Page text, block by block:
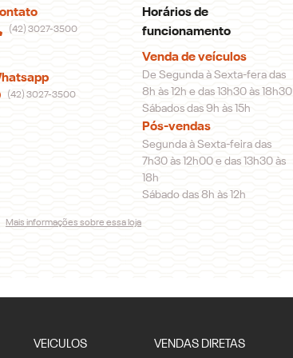
(42) 3027-3500
(42) 3027-3500
Horários de
funcionamento
Venda de veículos
De Segunda à Sexta-fera das
8h às 12h e das 13h30 às 18h30
Sábados das 9h às 15h
Pós-vendas
Segunda à Sexta-feira das
7h30 às 12h00 e das 13h30 às
18h
Sábado das 8h às 12h
Mais informações sobre essa loja
VEICULOS VENDAS DIRETAS